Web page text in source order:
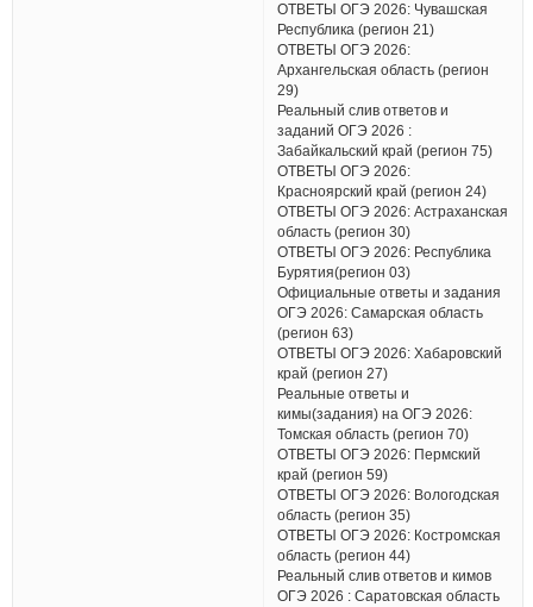
ОТВЕТЫ ОГЭ 2026: Чувашская
Республика (регион 21)
ОТВЕТЫ ОГЭ 2026:
Архангельская область (регион
29)
Реальный слив ответов и
заданий ОГЭ 2026 :
Забайкальский край (регион 75)
ОТВЕТЫ ОГЭ 2026:
Красноярский край (регион 24)
ОТВЕТЫ ОГЭ 2026: Астраханская
область (регион 30)
ОТВЕТЫ ОГЭ 2026: Республика
Бурятия(регион 03)
Официальные ответы и задания
ОГЭ 2026: Самарская область
(регион 63)
ОТВЕТЫ ОГЭ 2026: Хабаровский
край (регион 27)
Реальные ответы и
кимы(задания) на ОГЭ 2026:
Томская область (регион 70)
ОТВЕТЫ ОГЭ 2026: Пермский
край (регион 59)
ОТВЕТЫ ОГЭ 2026: Вологодская
область (регион 35)
ОТВЕТЫ ОГЭ 2026: Костромская
область (регион 44)
Реальный слив ответов и кимов
ОГЭ 2026 : Саратовская область